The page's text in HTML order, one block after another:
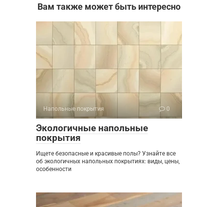
Вам также может быть интересно
Напольные покрытия 0
Экологичные напольные
покрытия
Ищете безопасные и красивые полы? Узнайте все
об экологичных напольных покрытиях: виды, цены,
особенности